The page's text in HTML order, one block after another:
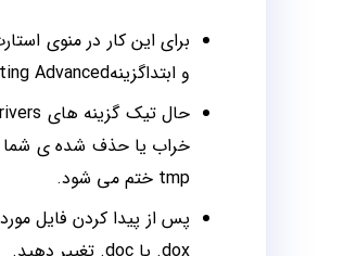
و ابتداگزینهSetting Advanced و بعد Hidden files and folders را انتخاب کنید.
خراب یا حذف شده ی شما
tmp ختم می شود.
پس از پیدا کردن فایل
dox. یا doc. تغییر دهید.